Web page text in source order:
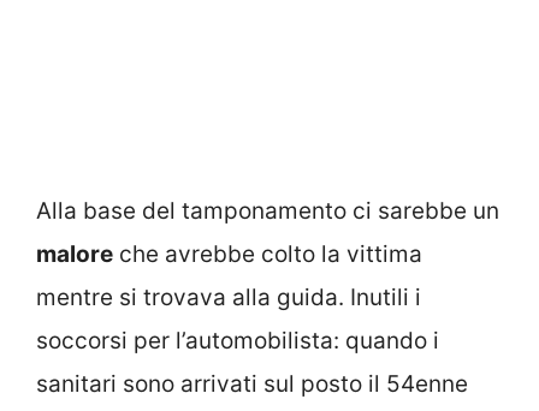
Alla base del tamponamento ci sarebbe un
malore che avrebbe colto la vittima
mentre si trovava alla guida. Inutili i
soccorsi per l’automobilista: quando i
sanitari sono arrivati sul posto il 54enne